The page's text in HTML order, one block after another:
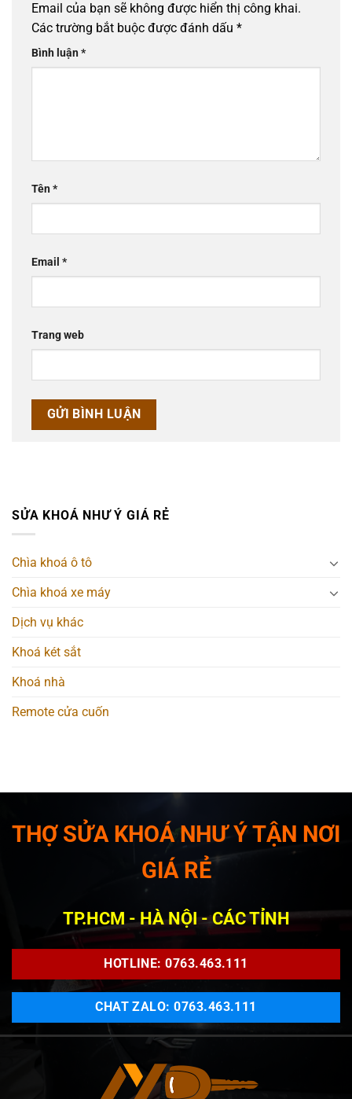
Email của bạn sẽ không được hiển thị công khai.
Các trường bắt buộc được đánh dấu *
Bình luận*
Tên*
Email *
Trang web
SỬA KHOÁ NHƯ Ý GIÁ RẺ
Chìa khoá ô tô
Chìa khoá xe máy
Dịch vụ khác
Khoá két sắt
Khoá nhà
Remote cửa cuốn
THỢ SỬA KHOÁ NHƯ Ý TẬN NƠI
GIÁ RẺ
TP.HCM - HÀ NỘI - CÁC TỈNH
HOTLINE: 0763.463.111
CHAT ZALO: 0763.463.111